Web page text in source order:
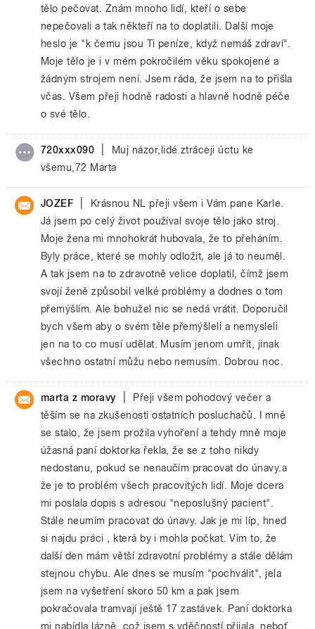
tělo pečovat. Znám mnoho lidí, kteří o sebe
nepečovali a tak někteří na to doplatili. Další moje
heslo je "k čemu jsou Ti peníze, když nemáš zdraví".
Moje tělo je i v mém pokročilém věku spokojené a
žádným strojem není. Jsem ráda, že jsem na to přišla
včas. Všem přeji hodně radosti a hlavně hodně péče
o své tělo.
720xxx090
Muj názor,lidé ztráceji úctu ke
všemu,72 Marta
JOZEF
Krásnou NL přeji všem i Vám pane Karle.
Já jsem po celý život používal svoje tělo jako stroj.
Moje žena mi mnohokrát hubovala, že to přeháním.
Byly práce, které se mohly odložit, ale já to neuměl.
A tak jsem na to zdravotně velice doplatil, čímž jsem
svojí ženě způsobil velké problémy a dodnes o tom
přemýšlím. Ale bohužel nic se nedá vrátit. Doporučil
bych všem aby o svém těle přemýšleli a nemysleli
jen na to co musí udělat. Musím jenom umřít, jinak
všechno ostatní můžu nebo nemusím. Dobrou noc.
marta z moravy
Přeji všem pohodový večer a
těším se na zkušenosti ostatních posluchačů. I mně
se stalo, že jsem prožila vyhoření a tehdy mně moje
úžasná paní doktorka řekla, že se z toho nikdy
nedostanu, pokud se nenaučím pracovat do únavy.a
že je to problém všech pracovitých lidí. Moje dcera
mi poslala dopis s adresou "neposlušný pacient".
Stále neumím pracovat do únavy. Jak je mi líp, hned
si najdu práci , která by i mohla počkat. Vím to, že
další den mám větší zdravotní problémy a stále dělám
stejnou chybu. Ale dnes se musím "pochválit", jela
jsem na vyšetření skoro 50 km a pak jsem
pokračovala tramvají ještě 17 zastávek. Paní doktorka
mi nabídla lázně, což jsem s vděčností přijala, neboť